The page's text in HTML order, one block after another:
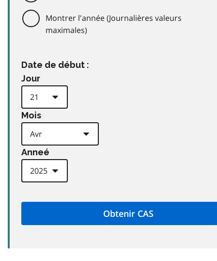
Montrer l'année (Journalières valeurs
maximales)
Date de début :
Jour
Mois
Anneé